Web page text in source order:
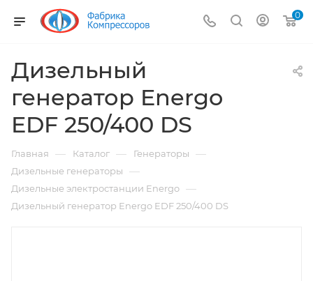
0
Дизельный
генератор Energo
EDF 250/400 DS
Главная — Каталог — Генераторы —
Дизельные генераторы —
Дизельные электростанции Energo —
Дизельный генератор Energo EDF 250/400 DS